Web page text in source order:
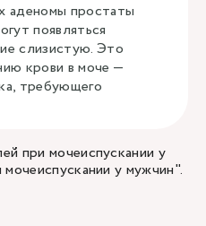
аденомы простаты
появляться
слизистую. Это
крови в моче —
требующего
при мочеиспускании у
у мужчин".